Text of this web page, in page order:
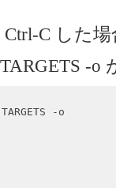
C した
TARGETS -o
-o